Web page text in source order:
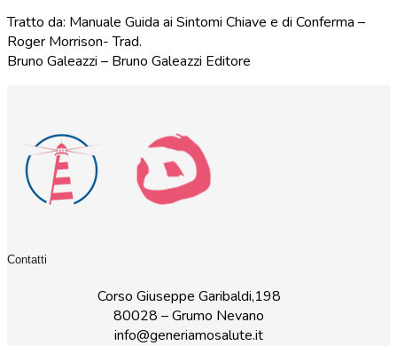
Tratto da: Manuale Guida ai Sintomi Chiave e di Conferma –
Roger Morrison- Trad.
Bruno Galeazzi – Bruno Galeazzi Editore
Contatti
Corso Giuseppe Garibaldi,198
80028 – Grumo Nevano
info@generiamosalute.it